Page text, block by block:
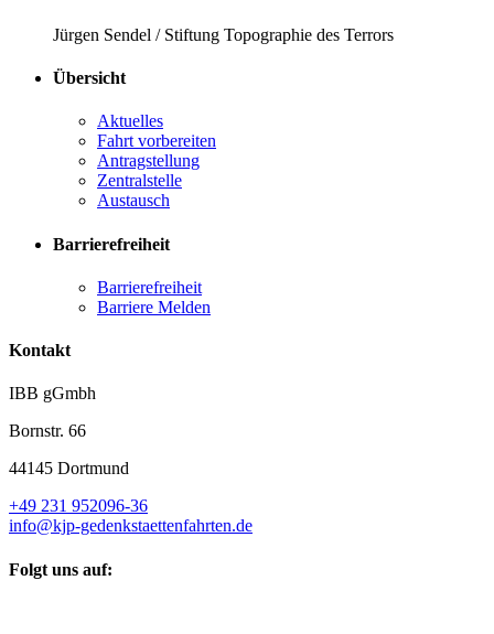
Jürgen Sendel / Stiftung Topographie des Terrors
Übersicht
Aktuelles
Fahrt vorbereiten
Antragstellung
Zentralstelle
Austausch
Barrierefreiheit
Barrierefreiheit
Barriere Melden
Kontakt
IBB gGmbh
Bornstr. 66
44145 Dortmund
+49 231 952096-36
info@kjp-gedenkstaettenfahrten.de
Folgt uns auf: